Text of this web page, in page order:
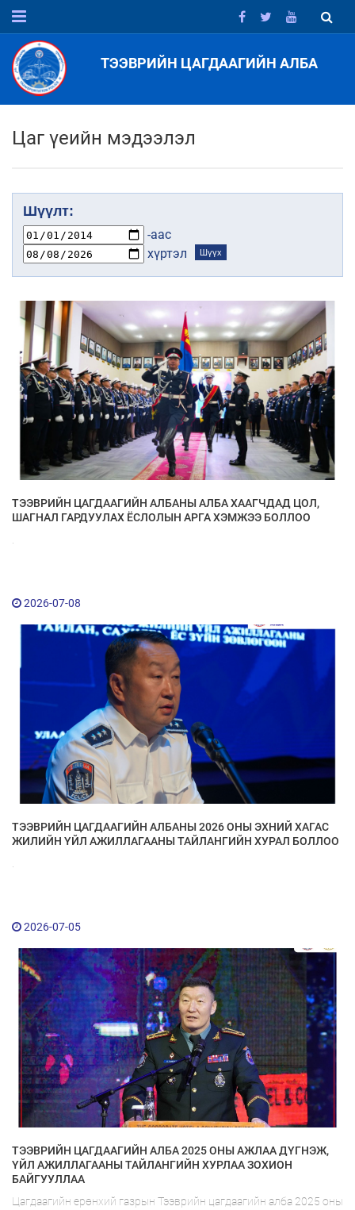
ТЭЭВРИЙН ЦАГДААГИЙН АЛБА
Цаг үеийн мэдээлэл
Шүүлт:
-аас
хүртэл
Шүүх
ТЭЭВРИЙН ЦАГДААГИЙН АЛБАНЫ АЛБА ХААГЧДАД ЦОЛ,
ШАГНАЛ ГАРДУУЛАХ ЁСЛОЛЫН АРГА ХЭМЖЭЭ БОЛЛОО
2026-07-08
ТЭЭВРИЙН ЦАГДААГИЙН АЛБАНЫ 2026 ОНЫ ЭХНИЙ ХАГАС
ЖИЛИЙН ҮЙЛ АЖИЛЛАГААНЫ ТАЙЛАНГИЙН ХУРАЛ БОЛЛОО
2026-07-05
ТЭЭВРИЙН ЦАГДААГИЙН АЛБА 2025 ОНЫ АЖЛАА ДҮГНЭЖ,
ҮЙЛ АЖИЛЛАГААНЫ ТАЙЛАНГИЙН ХУРЛАА ЗОХИОН
БАЙГУУЛЛАА
Цагдаагийн ерөнхий газрын Тээврийн цагдаагийн алба 2025 оны